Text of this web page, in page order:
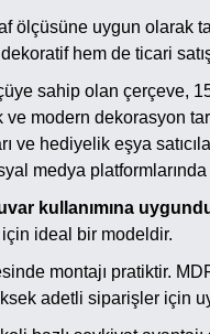
ölçüsüne uygun olarak
dekoratif hem de ticari
sahip olan çerçeve,
modern dekorasyon
ve hediyelik eşya
medya
kullanımına
için ideal bir modeldir.
montajı pratiktir.
adetli siparişler için